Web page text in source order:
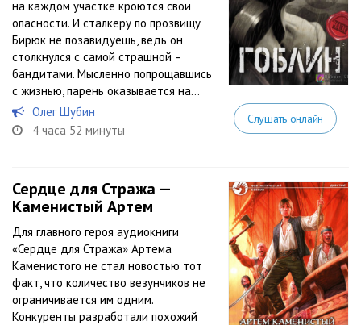
на каждом участке кроются свои
опасности. И сталкеру по прозвищу
Бирюк не позавидуешь, ведь он
столкнулся с самой страшной –
бандитами. Мысленно попрощавшись
с жизнью, парень оказывается на...
Олег Шубин
4 часа 52 минуты
Слушать онлайн
Сердце для Стража —
Каменистый Артем
Для главного героя аудиокниги
«Сердце для Стража» Артема
Каменистого не стал новостью тот
факт, что количество везунчиков не
ограничивается им одним.
Конкуренты разработали похожий